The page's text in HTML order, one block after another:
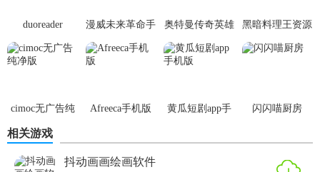
1. 中文界面：全中文操作界面，无需翻译即可轻松上手。
创作进度。
3. 社区互动：内置作品分享平台，用户可以展示作品、交流
心得。
duoreader
漫威未来革命手
奥特曼传奇英雄
体验服
黑暗料理王资源
无限
cimoc无广告纯
净版
Afreeca手机版
黄瓜短剧app手
闪闪喵厨房
相关游戏
抖动画画绘画软件